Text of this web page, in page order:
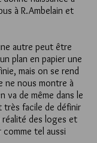
à R.Ambelain et
autre peut être
plan en papier une
mais on se rend
ne nous montre à
va de même dans le
très facile de définir
réalité des loges et
tel aussi